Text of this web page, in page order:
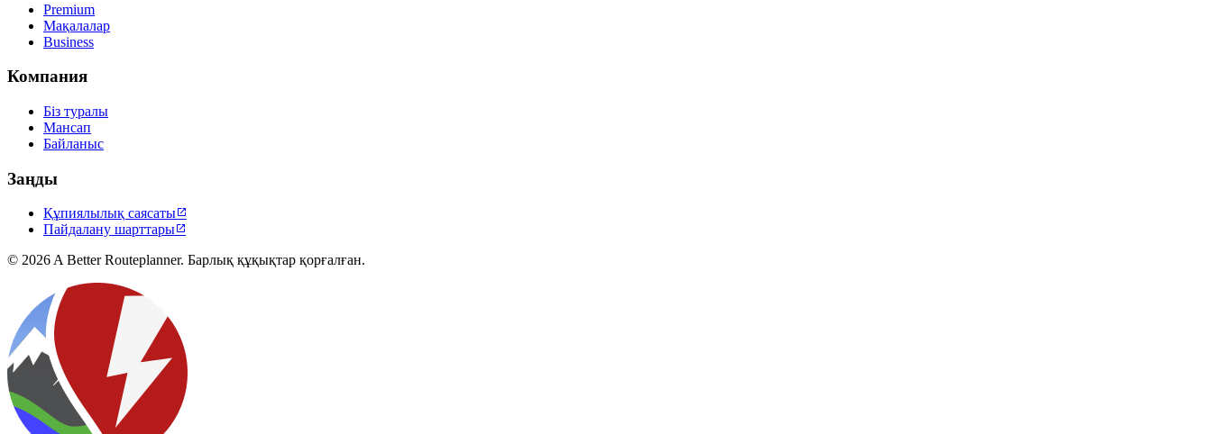
Premium
Мақалалар
Business
Компания
Біз туралы
Мансап
Байланыс
Заңды
Құпиялылық саясаты
Пайдалану шарттары
© 2026 A Better Routeplanner. Барлық құқықтар қорғалған.